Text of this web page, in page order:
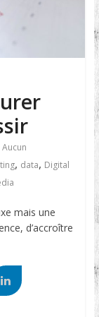
Aucun
, data, Digital
mais une
d’accroître